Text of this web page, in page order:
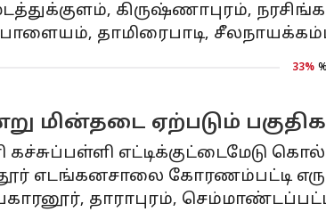
கிருஷ்ணாபுரம்,
தாமிரைபாடி,
33%
மின்தடை ஏற்படும்
எட்டிக்குட்டைமேடு
எடங்கனசாலை கோரணம்பட்டி
தாராபுரம்,